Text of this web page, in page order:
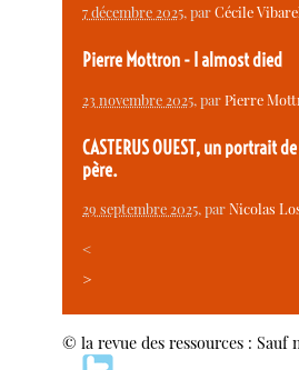
7 décembre 2025, parCécile
Pierre Mottron - I almost died
23 novembre 2025, parPierre
CASTERUS OUEST, un portrait
père.
29 septembre 2025, parNicolas
<
>
© la revue des ressources : Sauf